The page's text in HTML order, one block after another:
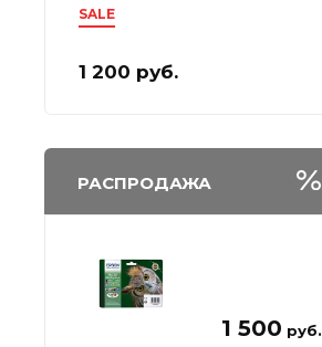
SALE
1 200 руб.
РАСПРОДАЖА
1 500 руб.